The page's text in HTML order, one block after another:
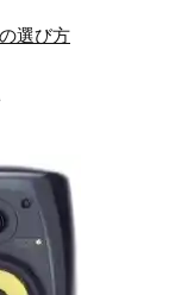
選び方